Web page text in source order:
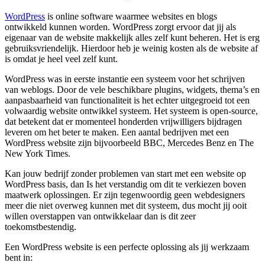
WordPress is online software waarmee websites en blogs
ontwikkeld kunnen worden. WordPress zorgt ervoor dat jij als
eigenaar van de website makkelijk alles zelf kunt beheren. Het is erg
gebruiksvriendelijk. Hierdoor heb je weinig kosten als de website af
is omdat je heel veel zelf kunt.
WordPress was in eerste instantie een systeem voor het schrijven
van weblogs. Door de vele beschikbare plugins, widgets, thema’s en
aanpasbaarheid van functionaliteit is het echter uitgegroeid tot een
volwaardig website ontwikkel systeem. Het systeem is open-source,
dat betekent dat er momenteel honderden vrijwilligers bijdragen
leveren om het beter te maken. Een aantal bedrijven met een
WordPress website zijn bijvoorbeeld BBC, Mercedes Benz en The
New York Times.
Kan jouw bedrijf zonder problemen van start met een website op
WordPress basis, dan Is het verstandig om dit te verkiezen boven
maatwerk oplossingen. Er zijn tegenwoordig geen webdesigners
meer die niet overweg kunnen met dit systeem, dus mocht jij ooit
willen overstappen van ontwikkelaar dan is dit zeer
toekomstbestendig.
Een WordPress website is een perfecte oplossing als jij werkzaam
bent in: